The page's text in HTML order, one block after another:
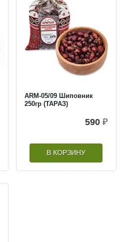
ARM-05/09 Шиповник
250гр (ТАРАЗ)
590 ₽
В КОРЗИНУ